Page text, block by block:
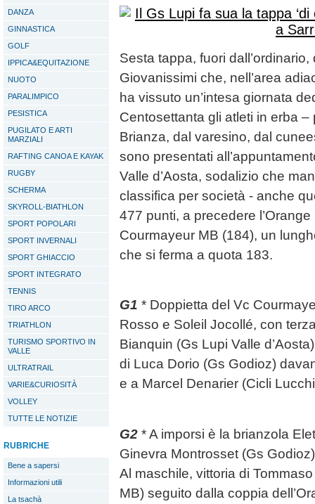
DANZA
GINNASTICA
GOLF
IPPICA&EQUITAZIONE
NUOTO
PARALIMPICO
PESISTICA
PUGILATO E ARTI
MARZIALI
RAFTING CANOA E KAYAK
RUGBY
SCHERMA
SKYROLL-BIATHLON
SPORT POPOLARI
SPORT INVERNALI
SPORT GHIACCIO
SPORT INTEGRATO
TENNIS
TIRO ARCO
TRIATHLON
TURISMO SPORTIVO IN
VALLE
ULTRATRAIL
VARIE&CURIOSITÀ
VOLLEY
TUTTE LE NOTIZIE
RUBRICHE
Bene a sapersi
Informazioni utili
La tsachà
Sesta tappa, fuori
Giovanissimi che, nell’area
ha vissuto un’intesa giornata
Centosettanta gli atleti in erba
Brianza, dal varesino, dal
sono presentati
Valle d’Aosta, sodalizio che
classifica per società - anche
477 punti, a precedere
Courmayeur MB (184), un
che si ferma a quota 183.
G1 * Doppietta del Vc
Rosso e Soleil Jocollé, con
Bianquin (Gs Lupi Valle
di Luca Dorio (Gs Godioz)
e a Marcel Denarier (Cicli
G2 * A imporsi è la brianzola
Ginevra Montrosset (Gs
Al maschile, vittoria di
MB) seguito dalla coppia